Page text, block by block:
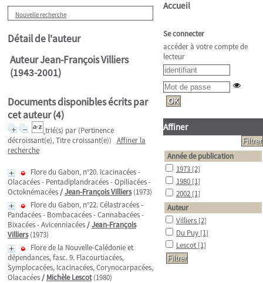
Nouvelle recherche
Détail de l'auteur
Auteur Jean-François Villiers
(1943-2001)
Documents disponibles écrits par
cet auteur (4)
trié(s) par (Pertinence
décroissant(e), Titre croissant(e)) Affiner la
recherche
Flore du Gabon, n°20. Icacinacées -
Olacacées - Pentadiplandracées - Opiliacées -
Octoknémacées/Jean-François Villiers(1973)
Flore du Gabon, n°22. Célastracées -
Pandacées - Bombacacées - Cannabacées -
Bixacées - Avicenniacées/Jean-François
Villiers(1973)
Flore de la Nouvelle-Calédonie et
dépendances, fasc. 9. Flacourtiacées,
Symplocacées, Icacinacées, Corynocarpacées,
Olacacées/ Michèle Lescot(1980)
Accueil
Se connecter
accéder à votre compte de
lecteur
Affiner
Année de publication
1973 [2]
1980 [1]
2002 [1]
Auteur
Villiers [2]
Du Puy [1]
Lescot [1]